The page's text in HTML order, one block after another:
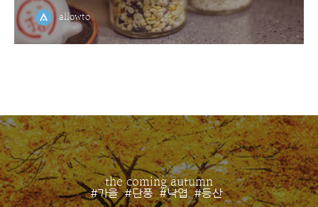
allowto
the coming autumn
#가을 #단풍 #낙엽 #등산